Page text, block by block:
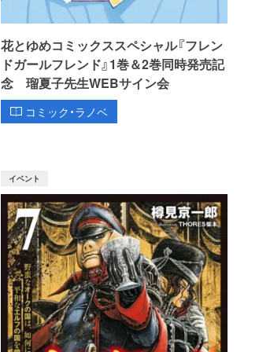
花とゆめコミックススペシャル『フレン
ドガールフレンド』1巻＆2巻同時発売記
念 瑠夏子先生WEBサイン会
コミック・ラノベ
イベント